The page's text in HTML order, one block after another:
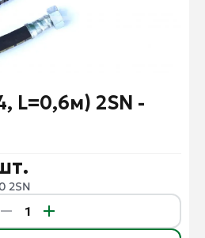
L=0,6м) 2SN -
2SN